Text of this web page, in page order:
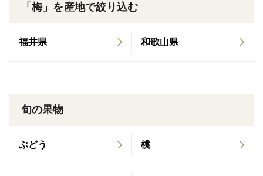
日々のようすを見守り、草を刈り、枝を整えながら、
味わいが楽しめます。
「梅」を産地で絞り込む
福井県 和歌山県
旬の果物
ぶどう 桃